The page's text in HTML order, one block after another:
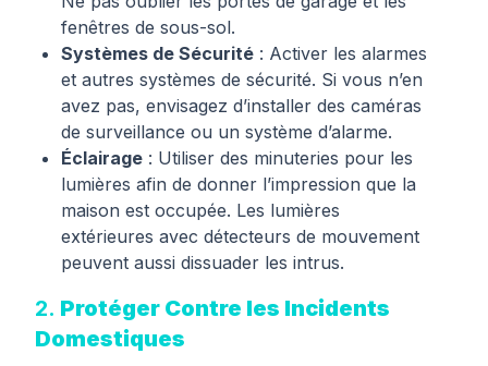
fenêtres de sous-sol.
Systèmes de Sécurité : Activer les alarmes
et autres systèmes de sécurité. Si vous n’en
avez pas, envisagez d’installer des caméras
de surveillance ou un système d’alarme.
Éclairage : Utiliser des minuteries pour les
lumières afin de donner l’impression que la
maison est occupée. Les lumières
extérieures avec détecteurs de mouvement
peuvent aussi dissuader les intrus.
2. Protéger Contre les Incidents
Domestiques